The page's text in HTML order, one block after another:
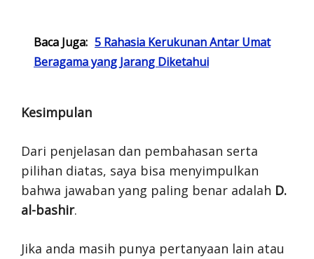
Baca Juga: 5 Rahasia Kerukunan Antar Umat
Beragama yang Jarang Diketahui
Kesimpulan
Dari penjelasan dan pembahasan serta
pilihan diatas, saya bisa menyimpulkan
bahwa jawaban yang paling benar adalah D.
al-bashir.
Jika anda masih punya pertanyaan lain atau